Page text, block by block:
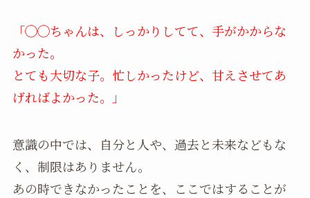
「◯◯ちゃんは、しっかりしてて、手がかからな
かった。
とても大切な子。忙しかったけど、甘えさせてあ
げればよかった。」
意識の中では、自分と人や、過去と未来などもな
く、制限はありません。
あの時できなかったことを、ここではすることが